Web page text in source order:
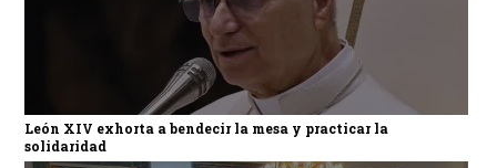
León XIV exhorta a bendecir la mesa y practicar la
solidaridad